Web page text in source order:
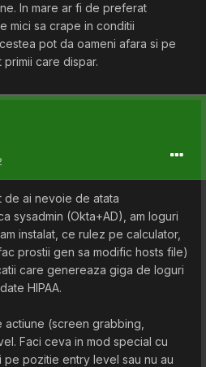
In mare ar fi de preferat
mici sa crape in conditii
pot da oameni afara si pe
primii care dispar.
de ai nevoie de atata
sysadmin (Okta+AD), am loguri
instalat, ce rulez pe calculator,
prostii gen sa modific hosts file)
care genereaza giga de loguri
HIPAA.
(screen grabbing,
Faci ceva in mod special cu
pe pozitie entry level sau nu au